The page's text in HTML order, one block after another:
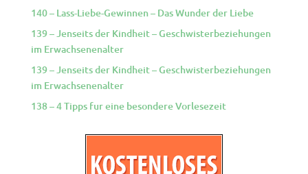
140 – Lass-Liebe-Gewinnen – Das Wunder der Liebe
139 – Jenseits der Kindheit – Geschwisterbeziehungen
im Erwachsenenalter
139 – Jenseits der Kindheit – Geschwisterbeziehungen
im Erwachsenenalter
138 – 4 Tipps fur eine besondere Vorlesezeit